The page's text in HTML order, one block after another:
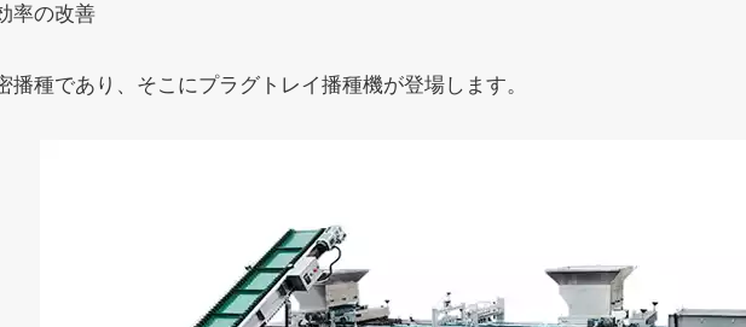
率の改善
播種であり、そこにプラグトレイ播種機が登場します。